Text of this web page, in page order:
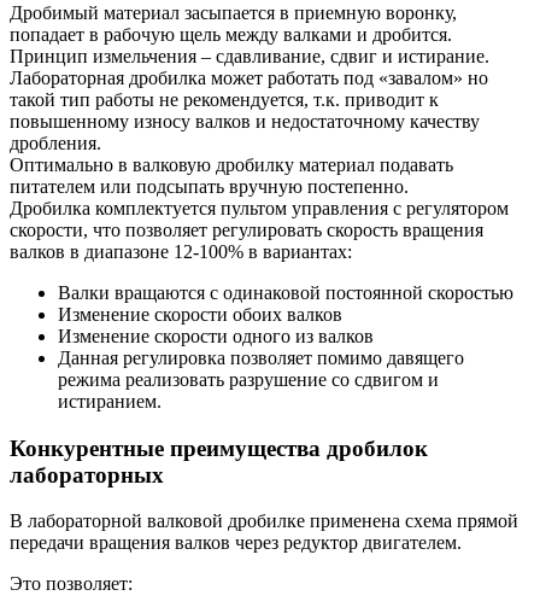
Дробимый материал засыпается в приемную воронку,
попадает в рабочую щель между валками и дробится.
Принцип измельчения – сдавливание, сдвиг и истирание.
Лабораторная дробилка может работать под «завалом» но
такой тип работы не рекомендуется, т.к. приводит к
повышенному износу валков и недостаточному качеству
дробления.
Оптимально в валковую дробилку материал подавать
питателем или подсыпать вручную постепенно.
Дробилка комплектуется пультом управления с регулятором
скорости, что позволяет регулировать скорость вращения
валков в диапазоне 12-100% в вариантах:
Валки вращаются с одинаковой постоянной скоростью
Изменение скорости обоих валков
Изменение скорости одного из валков
Данная регулировка позволяет помимо давящего
режима реализовать разрушение со сдвигом и
истиранием.
Конкурентные преимущества дробилок
лабораторных
В лабораторной валковой дробилке применена схема прямой
передачи вращения валков через редуктор двигателем.
Это позволяет: